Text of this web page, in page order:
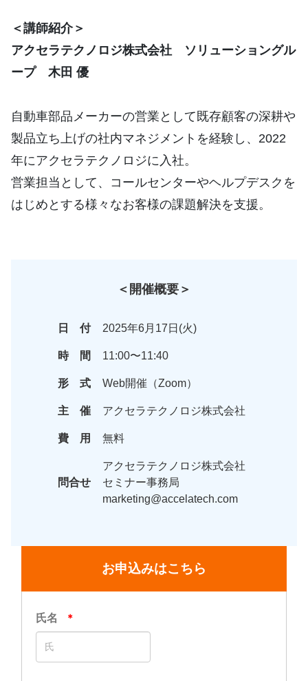
＜講師紹介＞
アクセラテクノロジ株式会社 ソリューショングル
ープ 木田 優
自動車部品メーカーの営業として既存顧客の深耕や
製品立ち上げの社内マネジメントを経験し、2022
年にアクセラテクノロジに入社。
営業担当として、コールセンターやヘルプデスクを
はじめとする様々なお客様の課題解決を支援。
＜開催概要＞
日 付 2025年6月17日(火)
時 間 11:00〜11:40
形 式 Web開催（Zoom）
主 催 アクセラテクノロジ株式会社
費 用 無料
問合せ
アクセラテクノロジ株式会社
セミナー事務局
marketing@accelatech.com
お申込みはこちら